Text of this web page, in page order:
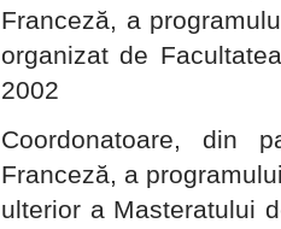
Franceză, a
organizat de
2002
Coordonatoare, din
Franceză, a
ulterior a Masteratului